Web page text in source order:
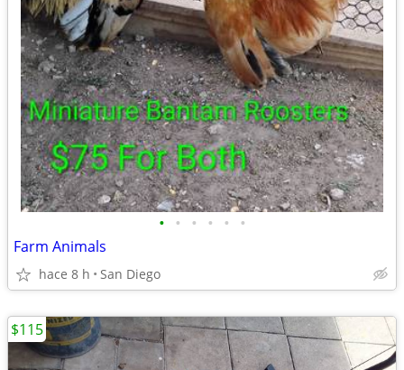
• • • • • •
Farm Animals
hace 8 h San Diego
$115